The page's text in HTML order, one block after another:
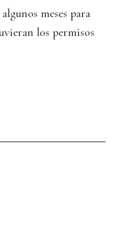
meses para
los permisos